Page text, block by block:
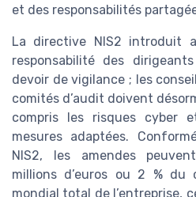
et des responsabilités
La directive NIS2 introduit
responsabilité des
devoir de vigilance ; les
comités d’audit doivent
compris les risques cyber
mesures adaptées.
NIS2, les amendes
millions d’euros ou 2 % du
mondial total de l’entreprise,